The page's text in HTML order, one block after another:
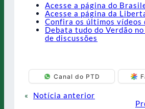
Acesse a página do
Acesse a página da
Confira os últimos vídeos
Debata tudo do Verdão
de discussões
Canal do PTD
«
Notícia anterior